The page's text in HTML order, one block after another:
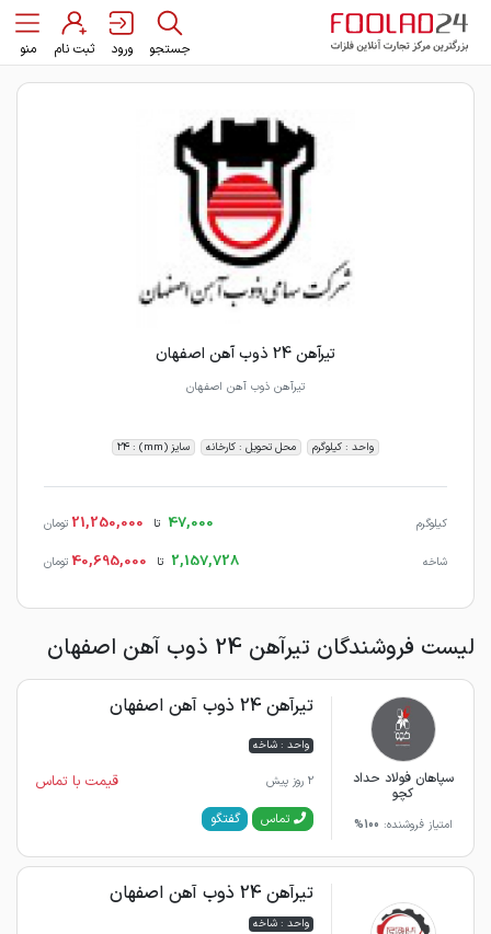
جستجو ورود ثبت نام منو
تیرآهن 24 ذوب آهن اصفهان
تیرآهن ذوب آهن اصفهان
واحد : کیلوگرم محل تحویل : کارخانه سایز (mm) : 24
کیلوگرم 47,000 تا 21,250,000 تومان
شاخه 2,157,728 تا 40,695,000 تومان
لیست فروشندگان تیرآهن 24 ذوب آهن اصفهان
سپاهان فولاد حداد
کچو
امتیاز فروشنده: 100%
تیرآهن 24 ذوب آهن اصفهان
واحد : شاخه
2 روز پیش قیمت با تماس
تماس گفتگو
تیرآهن 24 ذوب آهن اصفهان
واحد : شاخه